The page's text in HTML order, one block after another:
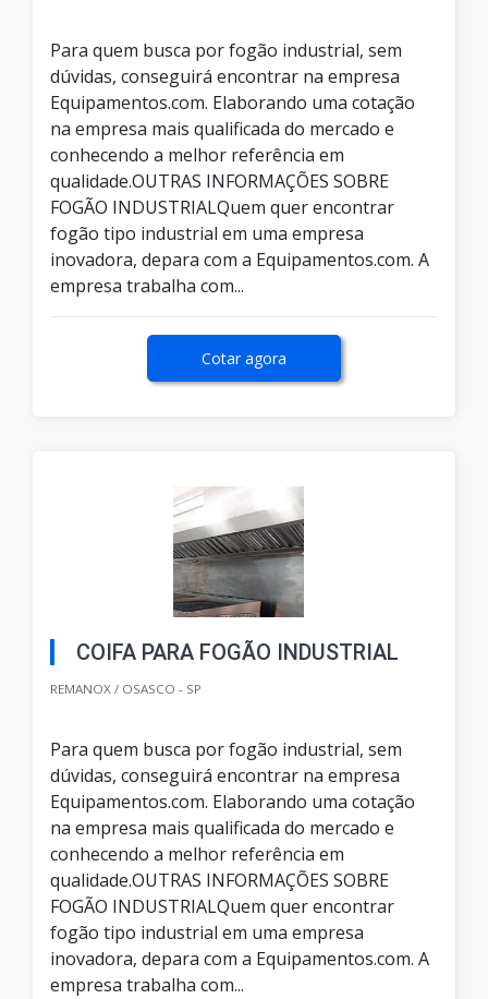
Para quem busca por fogão industrial, sem
dúvidas, conseguirá encontrar na empresa
Equipamentos.com. Elaborando uma cotação
na empresa mais qualificada do mercado e
conhecendo a melhor referência em
qualidade.OUTRAS INFORMAÇÕES SOBRE
FOGÃO INDUSTRIALQuem quer encontrar
fogão tipo industrial em uma empresa
inovadora, depara com a Equipamentos.com. A
empresa trabalha com...
Cotar agora
COIFA PARA FOGÃO INDUSTRIAL
REMANOX / OSASCO - SP
Para quem busca por fogão industrial, sem
dúvidas, conseguirá encontrar na empresa
Equipamentos.com. Elaborando uma cotação
na empresa mais qualificada do mercado e
conhecendo a melhor referência em
qualidade.OUTRAS INFORMAÇÕES SOBRE
FOGÃO INDUSTRIALQuem quer encontrar
fogão tipo industrial em uma empresa
inovadora, depara com a Equipamentos.com. A
empresa trabalha com...